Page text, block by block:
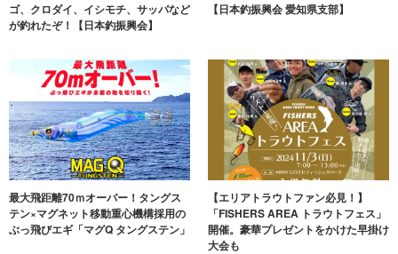
ゴ、クロダイ、イシモチ、サッパなど
が釣れたぞ！【日本釣振興会】
【日本釣振興会 愛知県支部】
最大飛距離70ｍオーバー！タングス
テン×マグネット移動重心機構採用の
ぶっ飛びエギ「マグQ タングステン」
【エリアトラウトファン必見！】
「FISHERS AREA トラウトフェス」
開催。豪華プレゼントをかけた早掛け
大会も